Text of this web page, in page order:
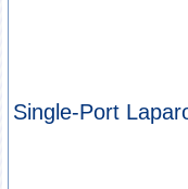
Single-Port